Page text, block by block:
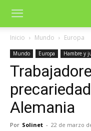
Inicio Mundo Europa
Mundo Europa Hambre y
Alemania
Por Solinet - 22 de marzo